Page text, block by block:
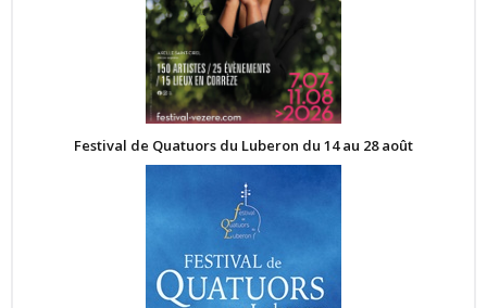
Festival de Quatuors du Luberon du 14 au 28 août